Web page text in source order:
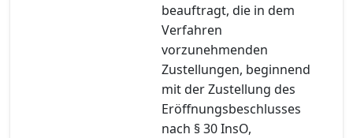
beauftragt, die in dem
Verfahren
vorzunehmenden
Zustellungen, beginnend
mit der Zustellung des
Eröffnungsbeschlusses
nach § 30 InsO,